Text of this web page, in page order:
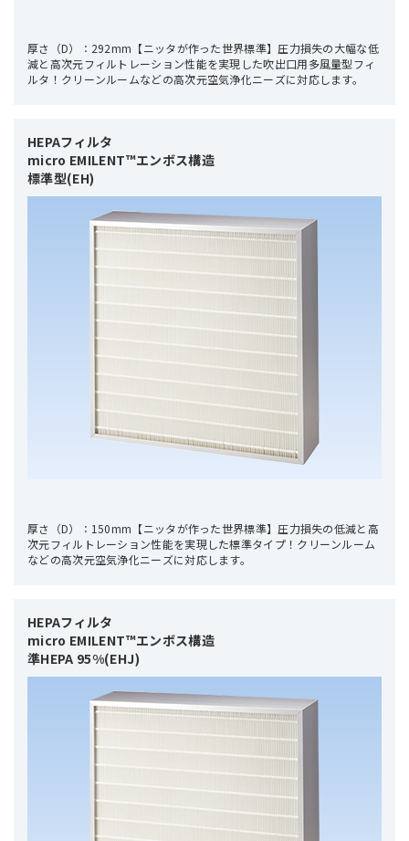
厚さ（D）：292mm【ニッタが作った世界標準】圧力損失の大幅な低
減と高次元フィルトレーション性能を実現した吹出口用多風量型フィ
ルタ！クリーンルームなどの高次元空気浄化ニーズに対応します。
HEPAフィルタ
micro EMILENT™エンボス構造
標準型(EH)
厚さ（D）：150mm【ニッタが作った世界標準】圧力損失の低減と高
次元フィルトレーション性能を実現した標準タイプ！クリーンルーム
などの高次元空気浄化ニーズに対応します。
HEPAフィルタ
micro EMILENT™エンボス構造
準HEPA 95%(EHJ)